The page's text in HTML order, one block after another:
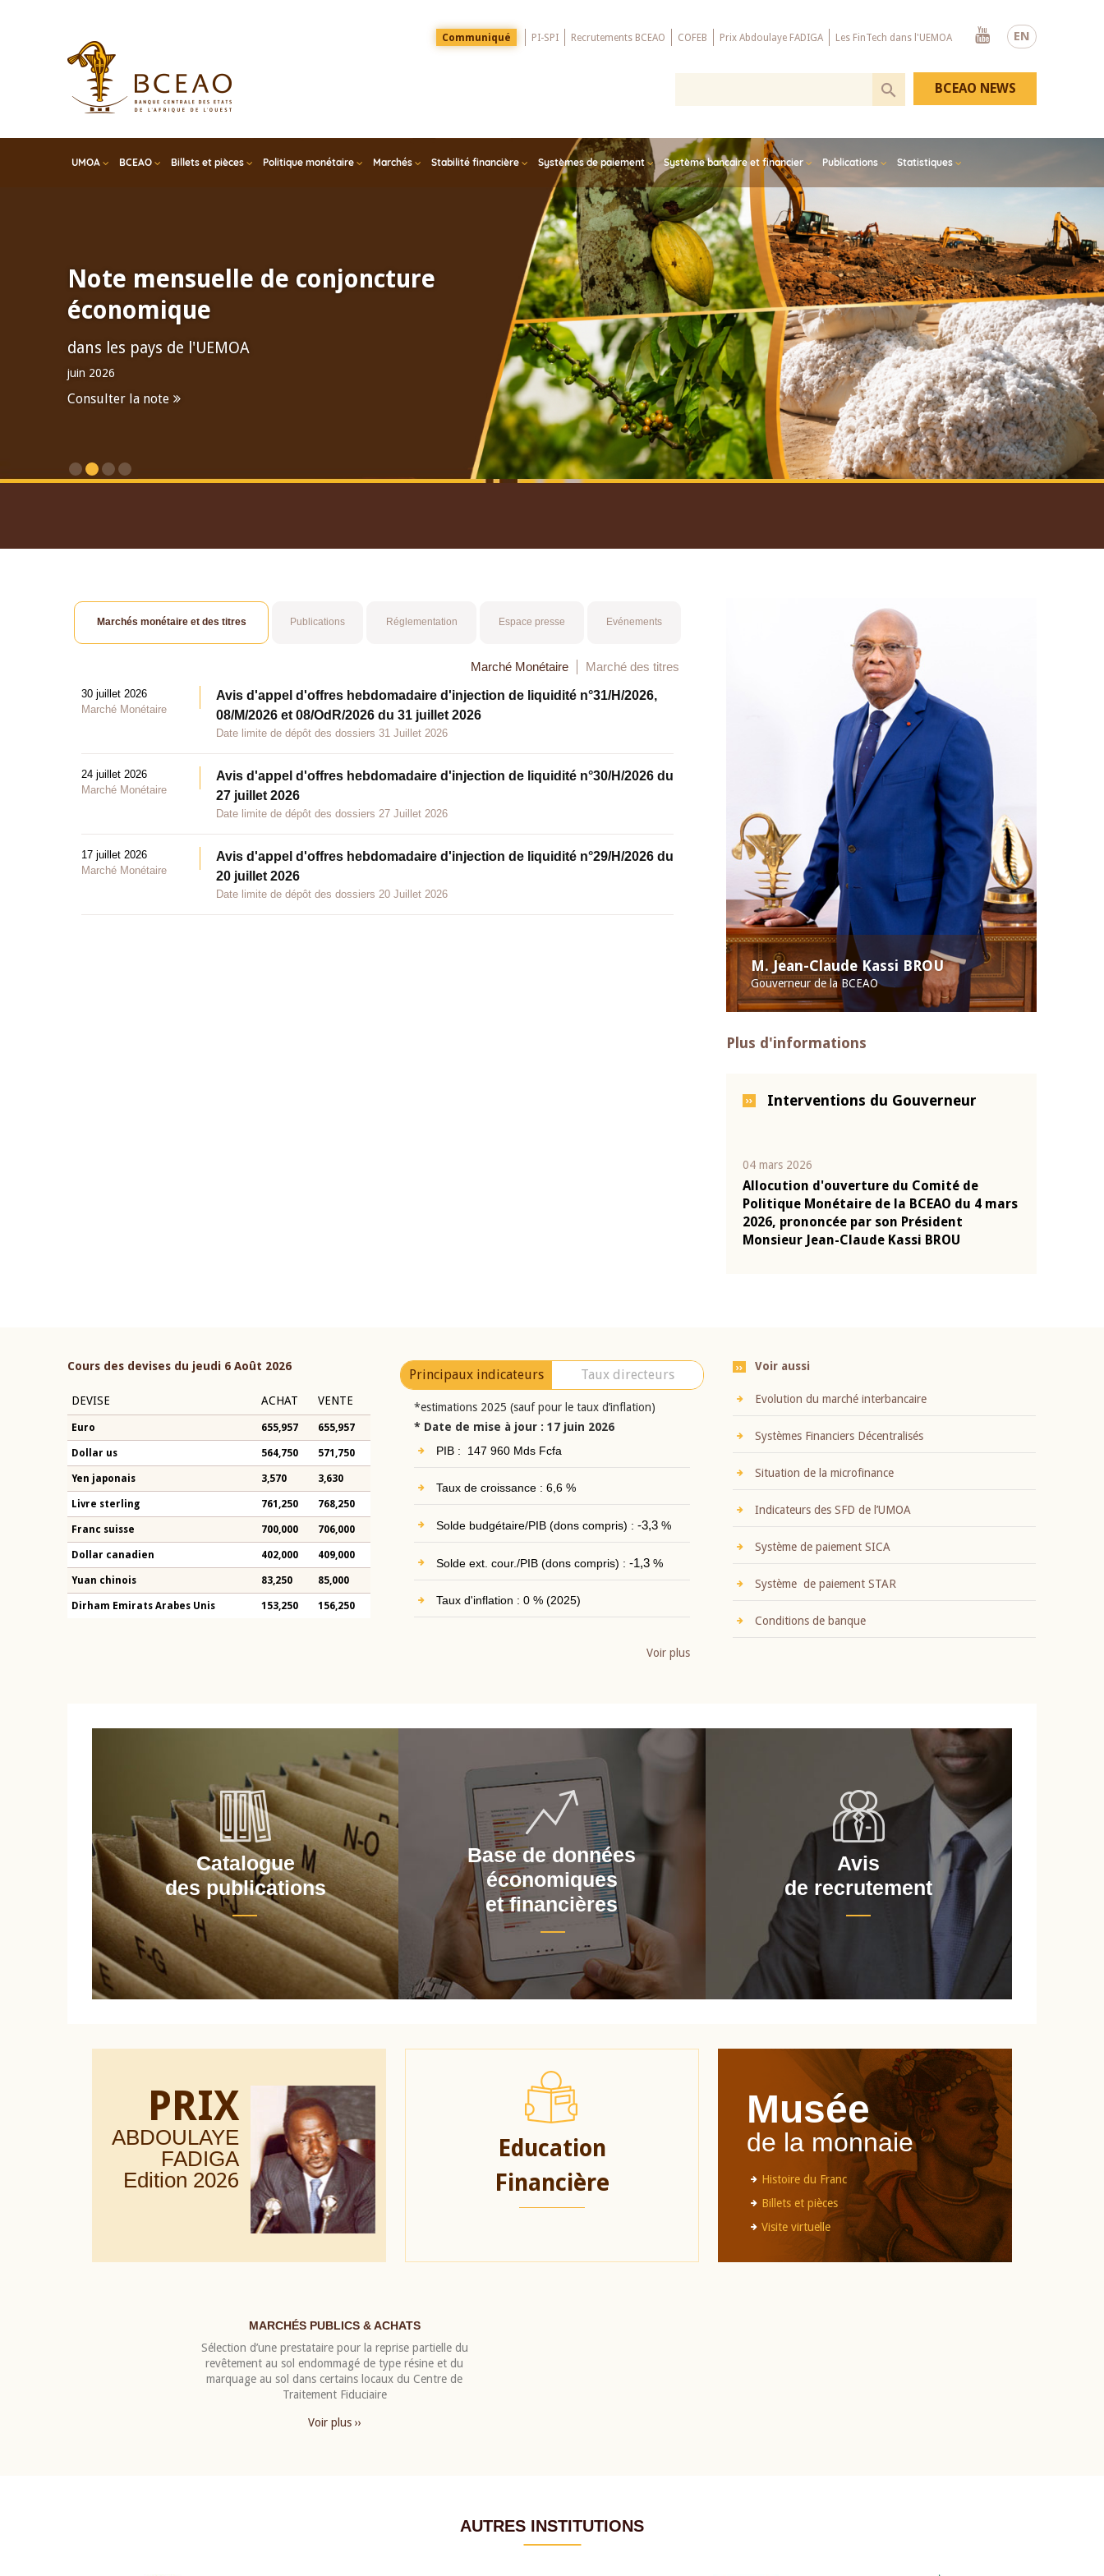
EN
Menu
Top
Communiqué PI-SPI Recrutements BCEAO COFEB Prix Abdoulaye FADIGA Les FinTech dans l'UEMOA
Youtube
UMOA BCEAO Billets et pièces Politique monétaire Marchés Stabilité financière Systèmes de paiement Système bancaire et financier Publications Statistiques
BCEAO NEWS
Note mensuelle de conjoncture
économique
dans les pays de l'UEMOA
juin 2026
Consulter la note
M. Jean-Claude Kassi BROU
Gouverneur de la BCEAO
Plus d'informations
Interventions du Gouverneur
04 mars 2026
Allocution d'ouverture du Comité de
Politique Monétaire de la BCEAO du 4 mars
2026, prononcée par son Président
Monsieur Jean-Claude Kassi BROU
Marchés monétaire et des titres Publications Réglementation Espace presse Evénements
Marché Monétaire Marché des titres
30 juillet 2026
Marché Monétaire
Avis d'appel d'offres hebdomadaire d'injection de liquidité n°31/H/2026,
08/M/2026 et 08/OdR/2026 du 31 juillet 2026
Date limite de dépôt des dossiers 31 Juillet 2026
24 juillet 2026
Marché Monétaire
Avis d'appel d'offres hebdomadaire d'injection de liquidité n°30/H/2026 du
27 juillet 2026
Date limite de dépôt des dossiers 27 Juillet 2026
17 juillet 2026
Marché Monétaire
Avis d'appel d'offres hebdomadaire d'injection de liquidité n°29/H/2026 du
20 juillet 2026
Date limite de dépôt des dossiers 20 Juillet 2026
Cours des devises du jeudi 6 Août 2026
DEVISE ACHAT VENTE
Euro 655,957 655,957
Dollar us 564,750 571,750
Yen japonais 3,570 3,630
Livre sterling 761,250 768,250
Franc suisse 700,000 706,000
Dollar canadien 402,000 409,000
Yuan chinois 83,250 85,000
Dirham Emirats Arabes Unis 153,250 156,250
Principaux indicateurs Taux directeurs
*estimations 2025 (sauf pour le taux d’inflation)
* Date de mise à jour : 17 juin 2026
PIB : 147 960 Mds Fcfa
Taux de croissance : 6,6 %
Solde budgétaire/PIB (dons compris) : -3,3%
Solde ext. cour./PIB (dons compris) : -1,3%
Taux d'inflation : 0 % (2025)
Voir plus
Voir aussi
Evolution du marché interbancaire
Systèmes Financiers Décentralisés
Situation de la microfinance
Indicateurs des SFD de l’UMOA
Système de paiement SICA
Système de paiement STAR
Conditions de banque
Catalogue
des publications
Base de données
économiques
et financières
Avis
de recrutement
PRIX
ABDOULAYE
FADIGA
Edition 2026
Education
Financière
Musée
de la monnaie
Histoire du Franc
Billets et pièces
Visite virtuelle
MARCHÉS PUBLICS & ACHATS
Sélection d’une prestataire pour la reprise partielle du
revêtement au sol endommagé de type résine et du
marquage au sol dans certains locaux du Centre de
Traitement Fiduciaire
Voir plus ››
AUTRES INSTITUTIONS